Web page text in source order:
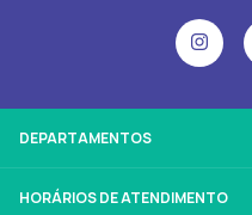
DEPARTAMENTOS
HORÁRIOS DE ATENDIMENTO